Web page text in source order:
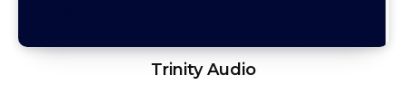
Trinity Audio